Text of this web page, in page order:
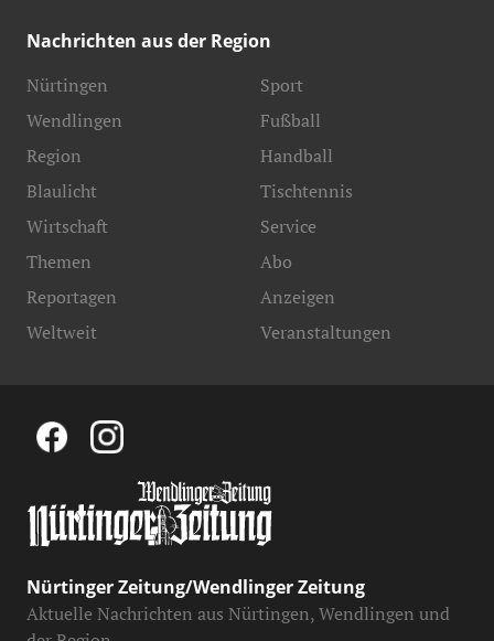
Nachrichten aus der Region
Nürtingen
Wendlingen
Region
Blaulicht
Sport
Fußball
Handball
Tischtennis
Wirtschaft
Themen
Reportagen
Weltweit
Service
Abo
Anzeigen
Veranstaltungen
Nürtinger Zeitung/Wendlinger Zeitung
Aktuelle Nachrichten aus Nürtingen, Wendlingen und